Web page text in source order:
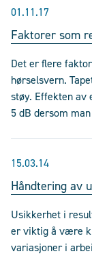
01.11.17
Faktorer som
Det er flere
hørselsvern.
støy. Effekten av
5 dB dersom
15.03.14
Håndtering av
Usikkerhet i
er viktig å være
variasjoner i